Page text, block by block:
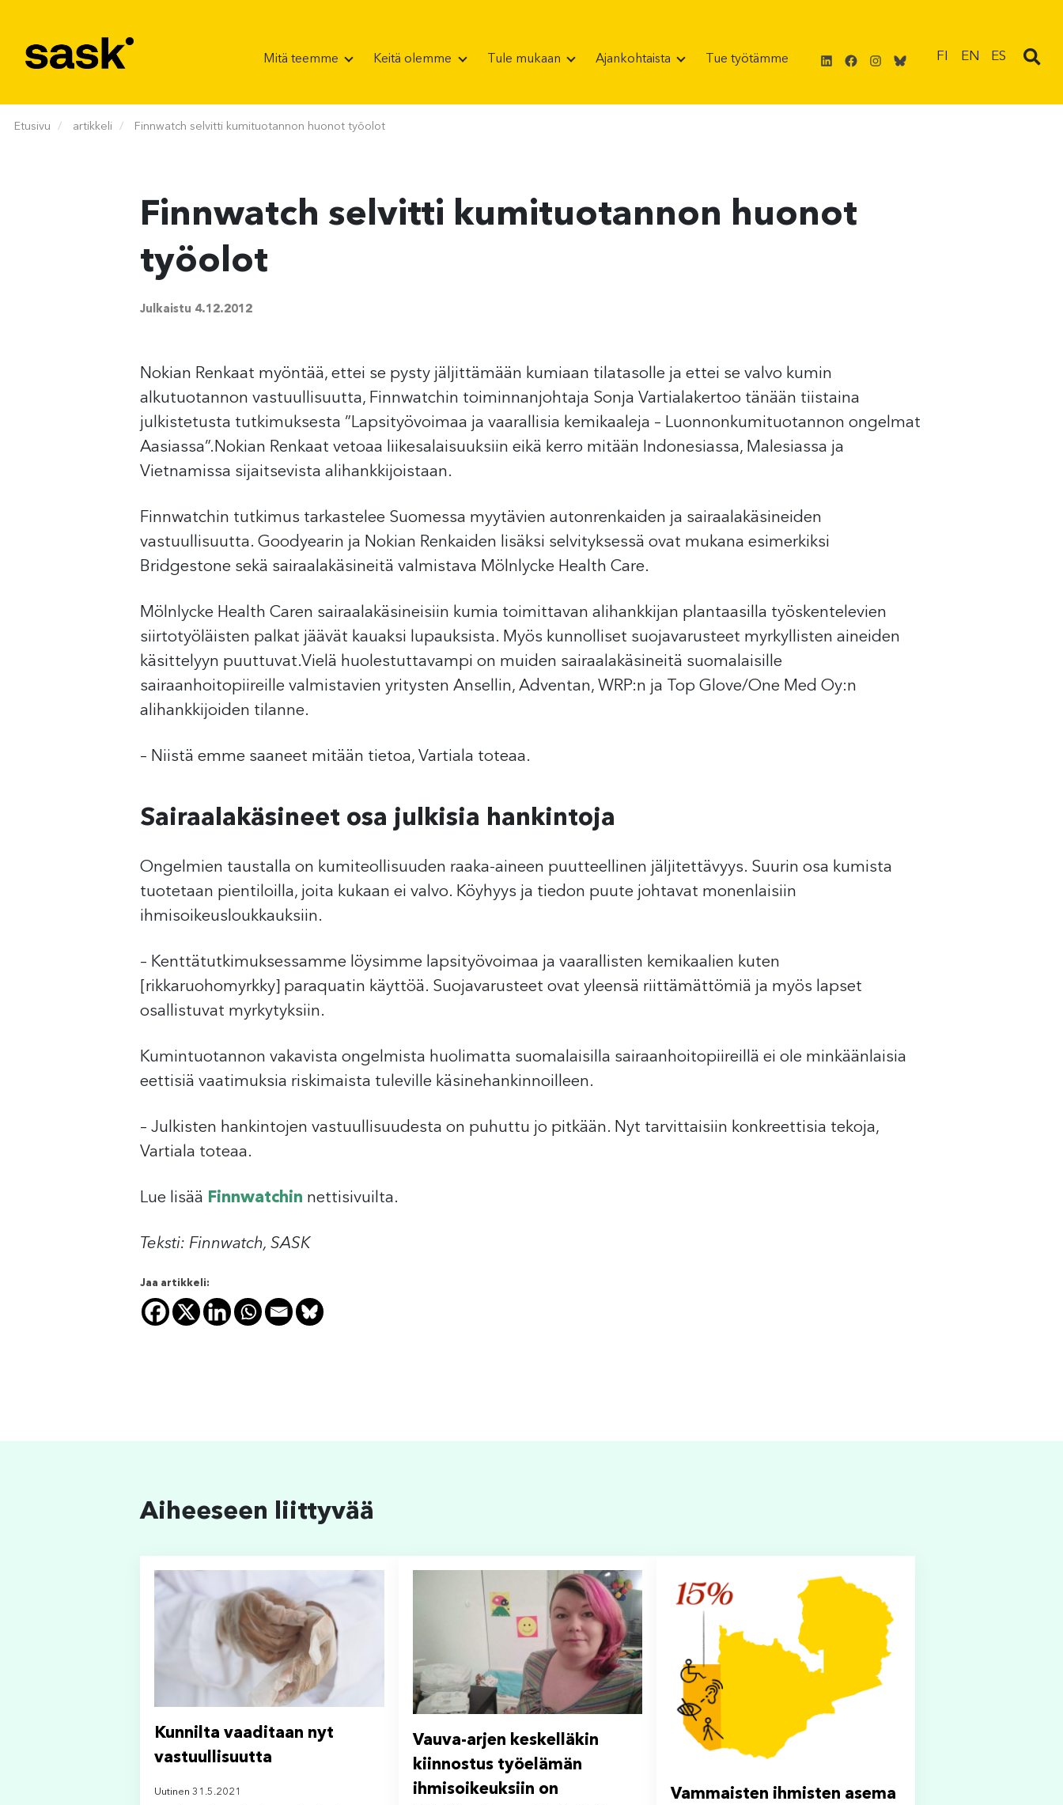
Mitä teemme Keitä olemme Tule mukaan Ajankohtaista Tue työtämme LinkedIn
Facebook
Instagram
Bluesky
FI EN ES
Etusivu artikkeli Finnwatch selvitti kumituotannon huonot työolot
Finnwatch selvitti kumituotannon huonot
työolot
Julkaistu 4.12.2012
Nokian Renkaat myöntää, ettei se pysty jäljittämään kumiaan tilatasolle ja ettei se valvo kumin
alkutuotannon vastuullisuutta, Finnwatchin toiminnanjohtaja Sonja Vartialakertoo tänään tiistaina
julkistetusta tutkimuksesta ”Lapsityövoimaa ja vaarallisia kemikaaleja – Luonnonkumituotannon ongelmat
Aasiassa”.Nokian Renkaat vetoaa liikesalaisuuksiin eikä kerro mitään Indonesiassa, Malesiassa ja
Vietnamissa sijaitsevista alihankkijoistaan.
Finnwatchin tutkimus tarkastelee Suomessa myytävien autonrenkaiden ja sairaalakäsineiden
vastuullisuutta. Goodyearin ja Nokian Renkaiden lisäksi selvityksessä ovat mukana esimerkiksi
Bridgestone sekä sairaalakäsineitä valmistava Mölnlycke Health Care.
Mölnlycke Health Caren sairaalakäsineisiin kumia toimittavan alihankkijan plantaasilla työskentelevien
siirtotyöläisten palkat jäävät kauaksi lupauksista. Myös kunnolliset suojavarusteet myrkyllisten aineiden
käsittelyyn puuttuvat.Vielä huolestuttavampi on muiden sairaalakäsineitä suomalaisille
sairaanhoitopiireille valmistavien yritysten Ansellin, Adventan, WRP:n ja Top Glove/One Med Oy:n
alihankkijoiden tilanne.
– Niistä emme saaneet mitään tietoa, Vartiala toteaa.
Sairaalakäsineet osa julkisia hankintoja
Ongelmien taustalla on kumiteollisuuden raaka-aineen puutteellinen jäljitettävyys. Suurin osa kumista
tuotetaan pientiloilla, joita kukaan ei valvo. Köyhyys ja tiedon puute johtavat monenlaisiin
ihmisoikeusloukkauksiin.
– Kenttätutkimuksessamme löysimme lapsityövoimaa ja vaarallisten kemikaalien kuten
[rikkaruohomyrkky] paraquatin käyttöä. Suojavarusteet ovat yleensä riittämättömiä ja myös lapset
osallistuvat myrkytyksiin.
Kumintuotannon vakavista ongelmista huolimatta suomalaisilla sairaanhoitopiireillä ei ole minkäänlaisia
eettisiä vaatimuksia riskimaista tuleville käsinehankinnoilleen.
– Julkisten hankintojen vastuullisuudesta on puhuttu jo pitkään. Nyt tarvittaisiin konkreettisia tekoja,
Vartiala toteaa.
Lue lisää Finnwatchin nettisivuilta.
Teksti: Finnwatch, SASK
Jaa artikkeli:
Aiheeseen liittyvää
Kunnilta vaaditaan nyt
vastuullisuutta
Uutinen 31.5.2021
Vauva-arjen keskelläkin
kiinnostus työelämän
ihmisoikeuksiin on
Vammaisten ihmisten asema